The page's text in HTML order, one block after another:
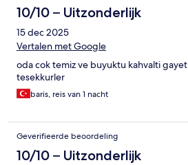
10/10 – Uitzonderlijk
15 dec 2025
Vertalen met Google
oda cok temiz ve buyuktu kahvalti
tesekkurler
baris, reis van 1 nacht
Geverifieerde beoordeling
10/10 – Uitzonderlijk